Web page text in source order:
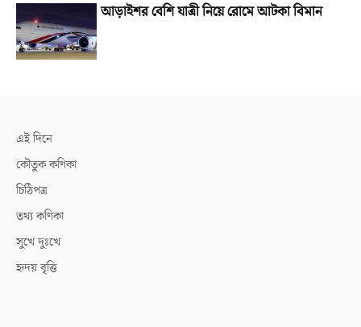
আড়াইশর বেশি যাত্রী নিয়ে রোমে আটকা বিমান
এই দিনে
কৌতুক কণিকা
চিঠিপত্র
তথ্য কণিকা
সুখে দুঃখে
হৃদয় বৃত্তি